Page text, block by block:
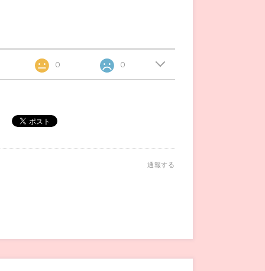
0 0
通報する